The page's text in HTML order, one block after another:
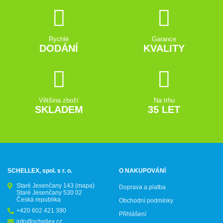
Rychlé
DODÁNÍ
Garance
KVALITY
Většina zboží
SKLADEM
Na trhu
35 LET
SCHELLEX, spol. s r. o.
Staré Jesenčany 143 (mapa)
Staré Jesenčany 530 02
Česká republika
+420 602 421 390
O NAKUPOVÁNÍ
Doprava a platba
Obchodní podmínky
Přihlášení